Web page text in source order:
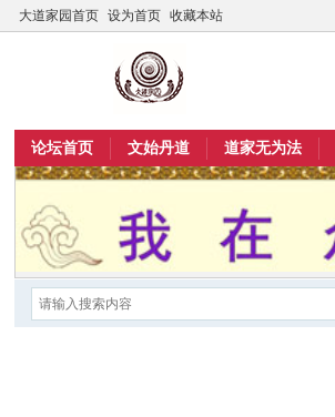
大道家园首页 设为首页 收藏本站
论坛首页 文始丹道 道家无为法